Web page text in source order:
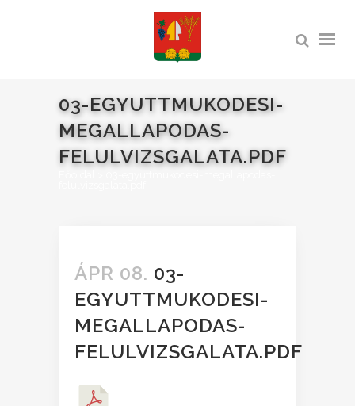
03-EGYUTTMUKODESI-
MEGALLAPODAS-
FELULVIZSGALATA.PDF
ÁPR 08. 03-
EGYUTTMUKODESI-
MEGALLAPODAS-
FELULVIZSGALATA.PDF